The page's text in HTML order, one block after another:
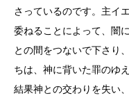
さっているのです。主イ
委ねることによって、闇
との間をつないで下さり
ちは、神に背いた罪のゆ
結果神との交わりを失い